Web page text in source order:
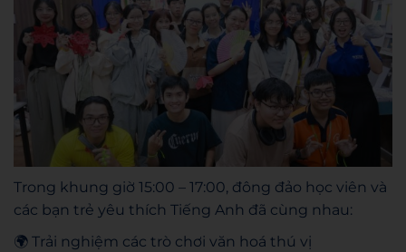
Trong khung giờ 15:00 – 17:00, đông đảo học viên và
các bạn trẻ yêu thích Tiếng Anh đã cùng nhau:
🌍 Trải nghiệm các trò chơi văn hoá thú vị